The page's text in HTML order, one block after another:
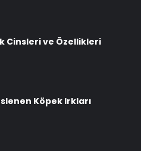
Cinsleri ve Özellikleri
Köpek Irkları